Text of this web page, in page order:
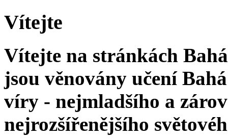
Vítejte
Vítejte na stránkách
jsou věnovány učení
víry - nejmladšího a
nejrozšířenějšího